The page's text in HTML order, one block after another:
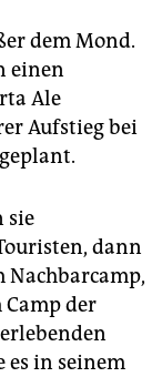
dem Mond.
einen
Ale
Aufstieg bei
sie
dann
Nachbarcamp,
Camp der
es in seinem